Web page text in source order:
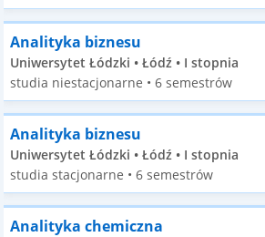
Analityka biznesu
Uniwersytet Łódzki • Łódź • I stopnia
studia niestacjonarne • 6 semestrów
Analityka biznesu
Uniwersytet Łódzki • Łódź • I stopnia
studia stacjonarne • 6 semestrów
Analityka chemiczna